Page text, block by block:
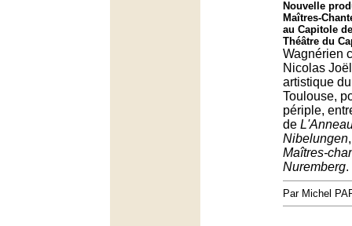
Nouvelle
Maîtres-
au Capitole
Théâtre du
Wagnérien
Nicolas
artistique
Toulouse,
périple,
de
Nibelungen
Maîtres-
Nuremberg.
Par Michel